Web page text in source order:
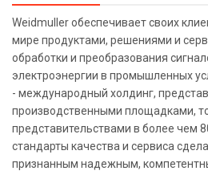
Weidmuller обеспечивает своих
мире продуктами, решениями и
обработки и преобразования
электроэнергии в промышленных
- международный холдинг,
производственными площадками,
представительствами в более чем
стандарты качества и сервиса
признанным надежным,